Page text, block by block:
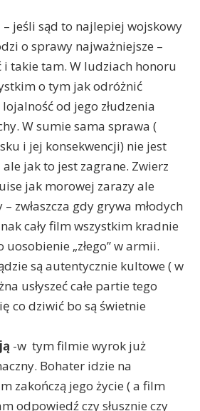
– jeśli sąd to najlepiej wojskowy
o sprawy najważniejsze –
i takie tam. W ludziach honoru
o tym jak odróżnić
od jego złudzenia
W sumie sama sprawa (
i jej konsekwencji) nie jest
jak to jest zagrane. Zwierz
jak morowej zarazy ale
zwłaszcza gdy grywa młodych
cały film wszystkim kradnie
uosobienie „złego” w armii.
są autentycznie kultowe ( w
usłyszeć całe partie tego
co dziwić bo są świetnie
-w tym filmie wyrok już
Bohater idzie na
zakończą jego życie ( a film
odpowiedź czy słusznie czy